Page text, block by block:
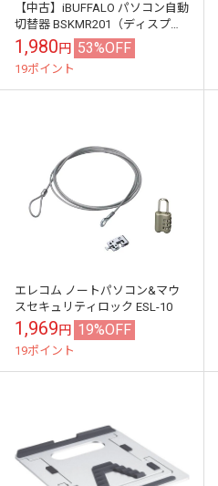
【中古】iBUFFALO パソコン自動
切替器 BSKMR201（ディスプレ
イ/USBキーボード/USBマウス）
操作中のパソコンが一...
1,980円 53%OFF
19ポイント
エレコム ノートパソコン&マウ
スセキュリティロック ESL-10
1,969円 19%OFF
19ポイント